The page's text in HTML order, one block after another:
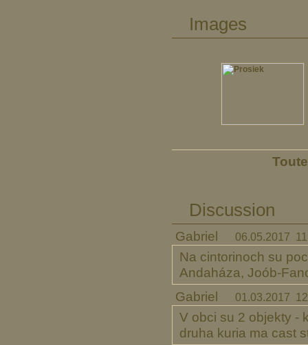
Images
Discussion
Gabriel 06.05.2017
Na cintorinoch su
Andaháza, Joób-
Gabriel
01.03.2017
V obci su 2 objekty -
druha kuria ma cast